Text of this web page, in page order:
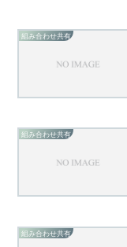
組み合わせ共有
組み合わせ共有
組み合わせ共有